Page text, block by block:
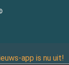
app is nu uit!